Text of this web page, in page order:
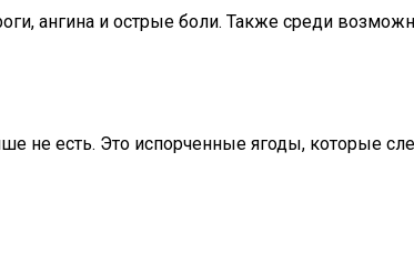
ангина и острые боли. Также среди
не есть. Это испорченные ягоды, которые